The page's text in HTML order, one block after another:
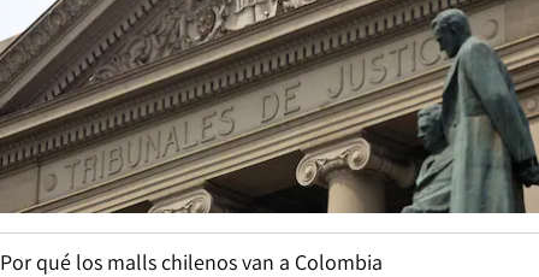
Por qué los malls chilenos van a Colombia